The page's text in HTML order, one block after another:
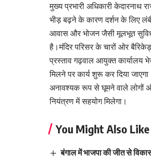
मुख्य प्रभारी अधिकारी केदारनाथ
भीड़ बढ़ने के कारण दर्शन के लिए
आवास और भोजन जैसी मूलभूत
है।मंदिर परिसर के चारों ओर
प्रस्ताव गढ़वाल आयुक्त कार्यालय
मिलने पर कार्य शुरू कर दिया
अनावश्यक रूप से घूमने वाले लोगों
नियंत्रण में सहयोग मिलेगा।
You Might Also Like
बंगाल में भाजपा की जीत से